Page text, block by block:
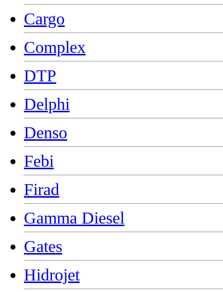
Cargo
Complex
DTP
Delphi
Denso
Febi
Firad
Gamma Diesel
Gates
Hidrojet